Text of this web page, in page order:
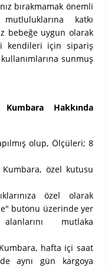
bırakmamak önemli
katkı
bebeğe uygun olarak
kendileri için sipariş
sunmuş
Hakkında
olup, Ölçüleri; 8
özel kutusu
özel olarak
butonu üzerinde yer
mutlaka
hafta içi saat
aynı gün kargoya